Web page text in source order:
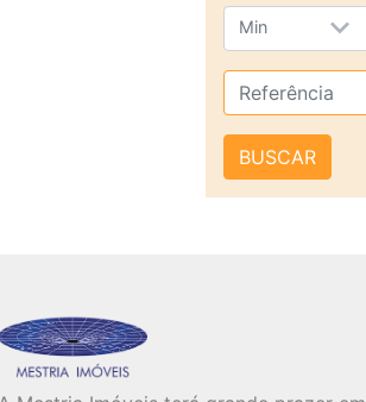
Min
BUSCAR